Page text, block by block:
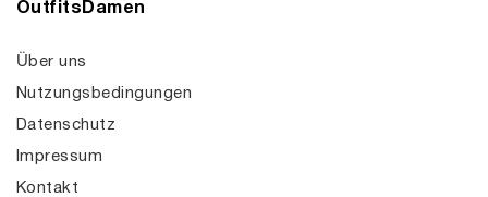
OutfitsDamen
Über uns
Nutzungsbedingungen
Datenschutz
Impressum
Kontakt